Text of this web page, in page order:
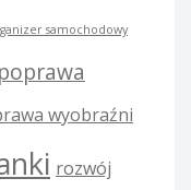
samochodowy
poprawa
wyobraźni
rozwój